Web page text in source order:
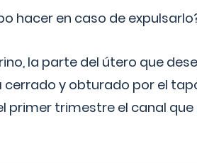
hacer en caso de
la parte del útero que
y obturado por el
primer trimestre el canal